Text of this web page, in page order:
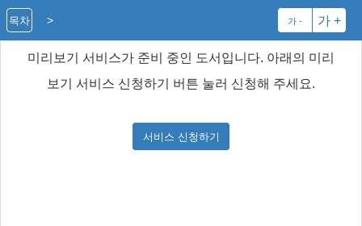
> 가 - 가 +
목차
미리보기 서비스가 준비 중인 도서입니다. 아래의 미리
보기 서비스 신청하기 버튼 눌러 신청해 주세요.
서비스 신청하기